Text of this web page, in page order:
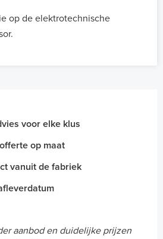
op de elektrotechnische
voor elke klus
op maat
vanuit de fabriek
aanbod en duidelijke prijzen